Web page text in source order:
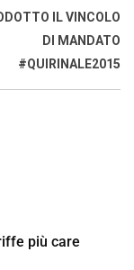
IL VINCOLO
DI MANDATO
#QUIRINALE2015
più care